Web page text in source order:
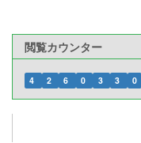
閲覧カウンター
4 2 6 0 3 3 0